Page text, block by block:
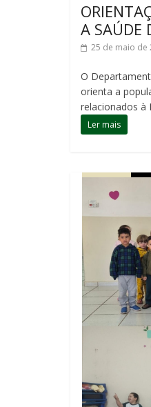
A SAÚDE
25 de maio de
O
orienta a
relacionados à
Ler mais